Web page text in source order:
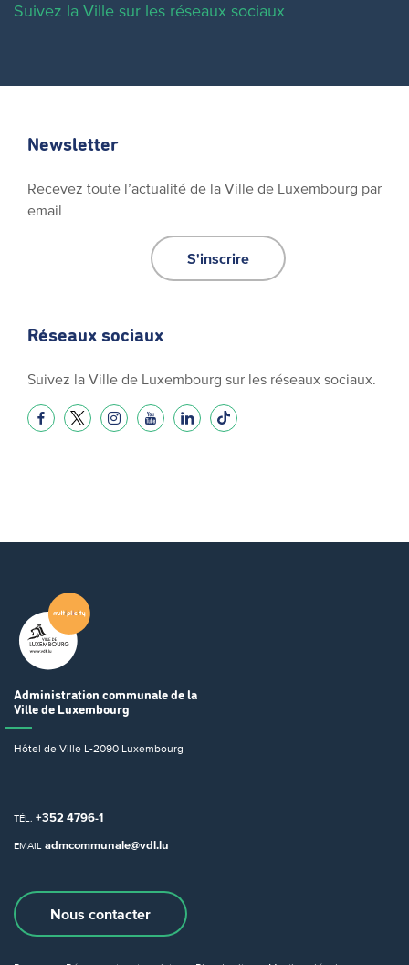
Suivez la Ville sur les réseaux sociaux
Newsletter
Recevez toute l’actualité de la Ville de Luxembourg par
email
S'inscrire
Réseaux sociaux
Suivez la Ville de Luxembourg sur les réseaux sociaux.
Administration communale de la
Ville de Luxembourg
Hôtel de Ville L-2090 Luxembourg
TÉL. +352 4796-1
EMAIL admcommunale@vdl.lu
Nous contacter